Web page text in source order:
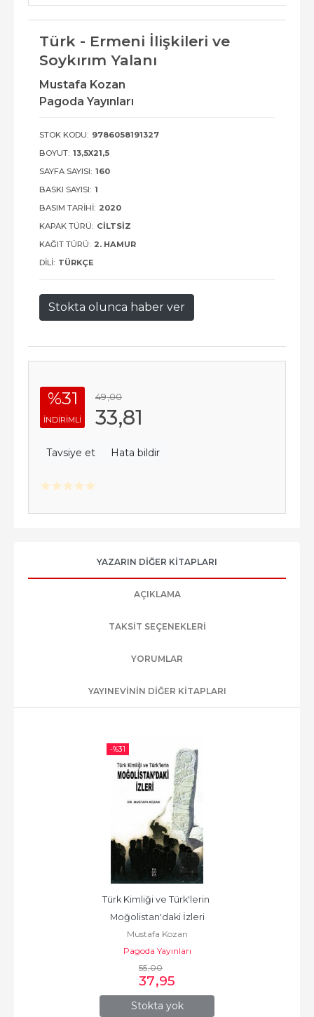
Türk - Ermeni İlişkileri ve
Soykırım Yalanı
Mustafa Kozan
Pagoda Yayınları
STOK KODU: 9786058191327
BOYUT: 13,5X21,5
SAYFA SAYISI: 160
BASKI SAYISI: 1
BASIM TARIHI: 2020
KAPAK TÜRÜ: CILTSIZ
KAĞIT TÜRÜ: 2. HAMUR
DILI: TÜRKÇE
Stokta olunca haber ver
%31
INDIRIMLI
49,00
33,81
Tavsiye et Hata bildir
YAZARIN DIĞER KITAPLARI
AÇIKLAMA
TAKSIT SEÇENEKLERI
YORUMLAR
YAYINEVININ DIĞER KITAPLARI
-%31
Stokta yok
Türk Kimliği ve Türk'lerin
Moğolistan'daki İzleri
Mustafa Kozan
Pagoda Yayınları
55,00
37,95